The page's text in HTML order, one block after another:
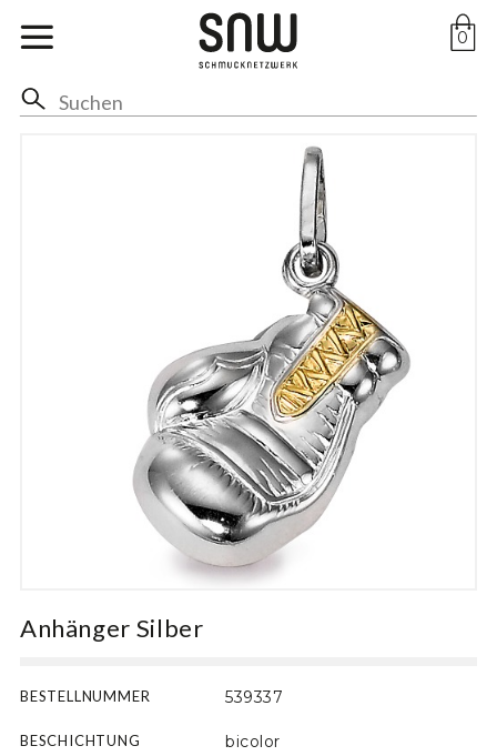
Marken
Anhänger
Ringe
Arm
Fuss
Braut
Motiv
0
Anhänger Silber
BESTELLNUMMER 539337
BESCHICHTUNG bicolor